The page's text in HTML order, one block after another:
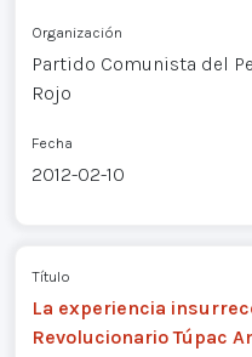
Organización
Partido Comunista del
Rojo
Fecha
2012-02-10
Título
La experiencia
Revolucionario Túpac